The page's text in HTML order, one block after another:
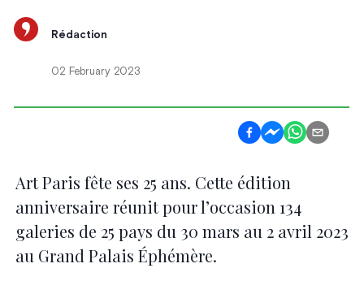
Rédaction
02 February 2023
Art Paris fête ses 25 ans. Cette édition
anniversaire réunit pour l’occasion 134
galeries de 25 pays du 30 mars au 2 avril 2023
au Grand Palais Éphémère.